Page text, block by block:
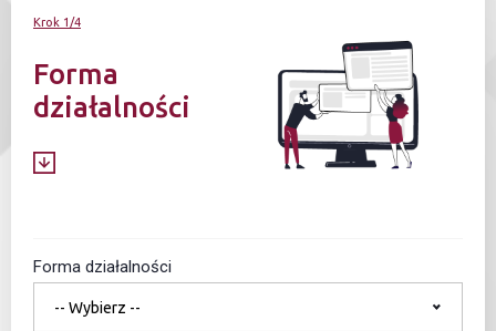
Krok 1/4
Forma
działalności
Forma działalności
-- Wybierz --